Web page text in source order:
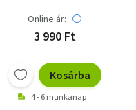
Online ár:
3 990 Ft
Kosárba
4 - 6 munkanap